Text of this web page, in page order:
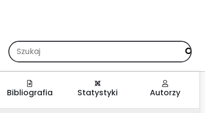
Bibliografia Statystyki Autorzy